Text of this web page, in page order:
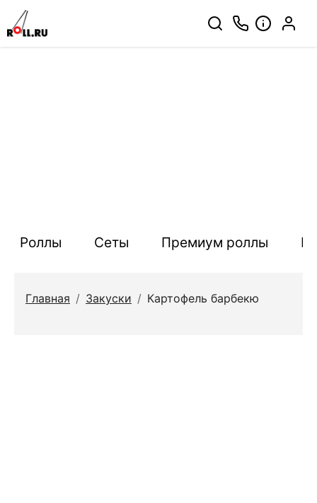
Роллы Сеты Премиум роллы
Главная / Закуски / Картофель барбекю